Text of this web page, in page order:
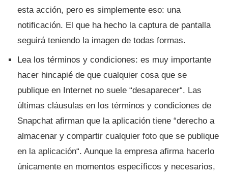
esta acción, pero es simplemente eso: una
notificación. El que ha hecho la captura de pantalla
seguirá teniendo la imagen de todas formas.
Lea los términos y condiciones: es muy importante
hacer hincapié de que cualquier cosa que se
publique en Internet no suele “desaparecer“. Las
últimas cláusulas en los términos y condiciones de
Snapchat afirman que la aplicación tiene “derecho a
almacenar y compartir cualquier foto que se publique
en la aplicación“. Aunque la empresa afirma hacerlo
únicamente en momentos especí­ficos y necesarios,